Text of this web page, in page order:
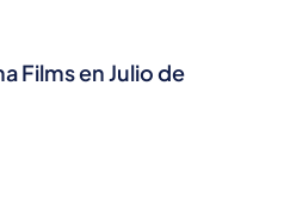
Films en Julio de